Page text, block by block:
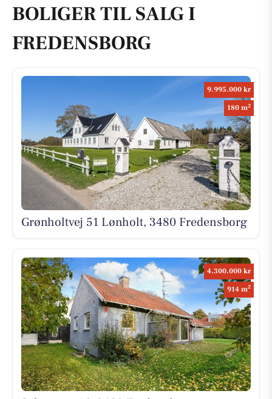
BOLIGER TIL SALG I
FREDENSBORG
9.995.000 kr
180 m2
Grønholtvej 51 Lønholt, 3480 Fredensborg
4.300.000 kr
914 m2